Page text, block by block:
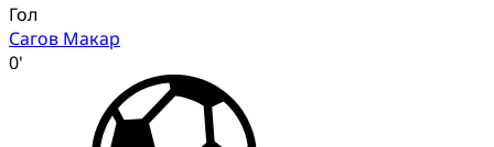
Гол
Сагов Макар
0'